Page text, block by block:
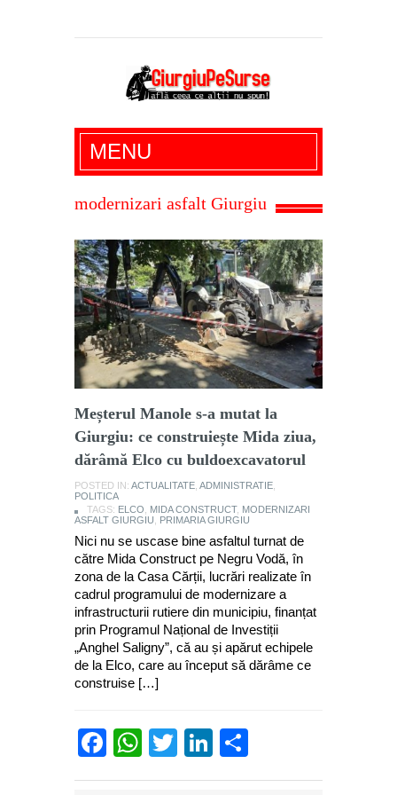
Giurgiu Pe Surse – actualitate giurgiu,
administratie giurgiu, stiri politice, social
economic, editoriale giurgiu, dezvaluiri,
MENU
modernizari asfalt Giurgiu
Meșterul Manole s-a mutat la
Giurgiu: ce construiește Mida ziua,
dărâmă Elco cu buldoexcavatorul
POSTED IN: ACTUALITATE ADMINISTRATIE
POLITICA
TAGS: ELCO MIDA CONSTRUCT, MODERNIZARI
ASFALT GIURGIU
PRIMARIA GIURGIU
Nici nu se uscase bine asfaltul turnat de
către Mida Construct pe Negru Vodă, în
zona de la Casa Cărții, lucrări realizate în
cadrul programului de modernizare a
infrastructurii rutiere din municipiu, finanțat
prin Programul Național de Investiții
„Anghel Saligny”, că au și apărut echipele
de la Elco, care au început să dărâme ce
construise […]
Facebook
WhatsApp
TwitterLinkedIn